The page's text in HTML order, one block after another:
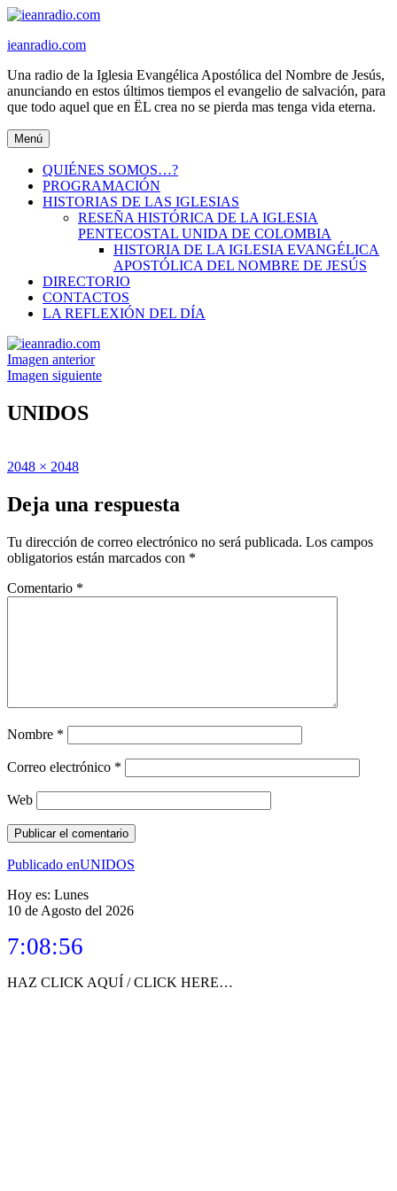
Ir
contenido
ieanradio.com
Una radio de la Iglesia Evangélica Apostólica del Nombre de Jesús,
anunciando en estos últimos tiempos el evangelio de salvación, para
que todo aquel que en ËL crea no se pierda mas tenga vida eterna.
Menú
QUIÉNES SOMOS…?
PROGRAMACIÓN
HISTORIAS DE LAS IGLESIAS
RESEÑA HISTÓRICA DE LA IGLESIA
PENTECOSTAL UNIDA DE COLOMBIA
HISTORIA DE LA IGLESIA EVANGÉLICA
APOSTÓLICA DEL NOMBRE DE JESÚS
DIRECTORIO
CONTACTOS
LA REFLEXIÓN DEL DÍA
Imagen anterior
Imagen siguiente
UNIDOS
Publicado
Tamaño
2048 × 2048
Deja una respuesta
Tu dirección de correo electrónico no será publicada. Los campos
obligatorios están marcados con *
Comentario *
Nombre *
Correo electrónico *
Web
Navegación
de
entradas
Publicado enUNIDOS
Hoy es: Lunes
10 de Agosto del 2026
7:08:56
HAZ CLICK AQUÍ / CLICK HERE…